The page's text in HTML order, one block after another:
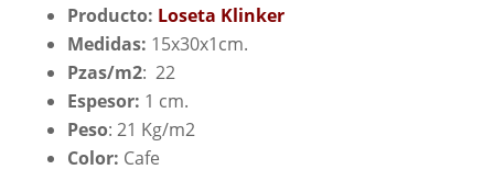
Producto: Loseta Klinker
Medidas: 15x30x1cm.
Pzas/m2: 22
Espesor: 1 cm.
Peso: 21 Kg/m2
Color: Cafe